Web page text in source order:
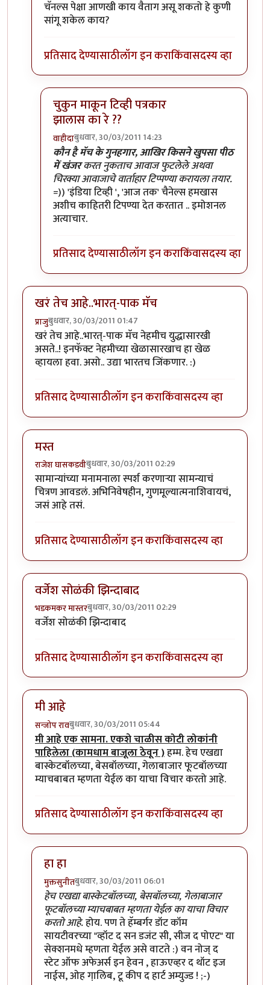
चॅनल्स पेक्षा आणखी काय वैताग असू शकतो हे कुणी
सांगू शकेल काय?
प्रतिसाद देण्यासाठीलॉग इन कराकिंवासदस्य व्हा
चुकुन माकून टिव्ही पत्रकार
झालास का रे ??
वाहीदाबुधवार, 30/03/2011 14:23
In reply to>>>>एवढा हाईप करुन ठेवलाbyप्यारे१
कौन है मॅच के गुनहगार, आखिर किसने खुपसा पीठ
में खंजरकरत नुकताच आवाज फुटलेले अथवा
चिरक्या आवाजाचे वार्ताहार टिप्पण्या करायला तयार.
=)) 'इंडिया टिव्ही ', 'आज तक' चैनेल्स हमखास
अशीच काहितरी टिपण्या देत करतात .. इमोशनल
अत्याचार.
प्रतिसाद देण्यासाठीलॉग इन कराकिंवासदस्य व्हा
खरं तेच आहे..भारत्-पाक मॅच
प्राजुबुधवार, 30/03/2011 01:47
खरं तेच आहे..भारत्-पाक मॅच नेहमीच युद्धासारखी
असते..! इनफॅक्ट नेहमीच्या खेळासारखाच हा खेळ
व्हायला हवा. असो.. उद्या भारतच जिंकणार. :)
प्रतिसाद देण्यासाठीलॉग इन कराकिंवासदस्य व्हा
मस्त
राजेश घासकडवीबुधवार, 30/03/2011 02:29
सामान्यांच्या मनामनाला स्पर्श करणाऱ्या सामन्याचं
चित्रण आवडलं. अभिनिवेषहीन, गुणमूल्यात्मनाशिवायचं,
जसं आहे तसं.
प्रतिसाद देण्यासाठीलॉग इन कराकिंवासदस्य व्हा
वर्जेश सोळंकी झिन्दाबाद
भडकमकर मास्तरबुधवार, 30/03/2011 02:29
वर्जेश सोळंकी झिन्दाबाद
प्रतिसाद देण्यासाठीलॉग इन कराकिंवासदस्य व्हा
मी आहे
सन्जोप रावबुधवार, 30/03/2011 05:44
मी आहे एक सामना. एकशे चाळीस कोटी लोकांनी
पाहिलेला (कामधाम बाजूला ठेवून )हम्म. हेच एखद्या
बास्केटबॉलच्या, बेसबॉलच्या, गेलाबाजार फूटबॉलच्या
म्याचबाबत म्हणता येईल का याचा विचार करतो आहे.
प्रतिसाद देण्यासाठीलॉग इन कराकिंवासदस्य व्हा
हा हा
मुक्तसुनीतबुधवार, 30/03/2011 06:01
In reply toमी आहेbyसन्जोप राव
हेच एखद्या बास्केटबॉलच्या, बेसबॉलच्या, गेलाबाजार
फूटबॉलच्या म्याचबाबत म्हणता येईल का याचा विचार
करतो आहे.होय. पण ते हॅम्बर्गर डॉट कॉम
सायटीवरच्या "व्हॉट द सन डजंट सी, सीज द पोएट" या
सेक्शनमधे म्हणता येईल असे वाटते :) वन नोज् द
स्टेट ऑफ अफेअर्स इन हेवन , हाऊएव्हर द थॉट इज
नाईस, ओह गा़लिब, टू कीप द हार्ट अम्युज्ड ! ;-)